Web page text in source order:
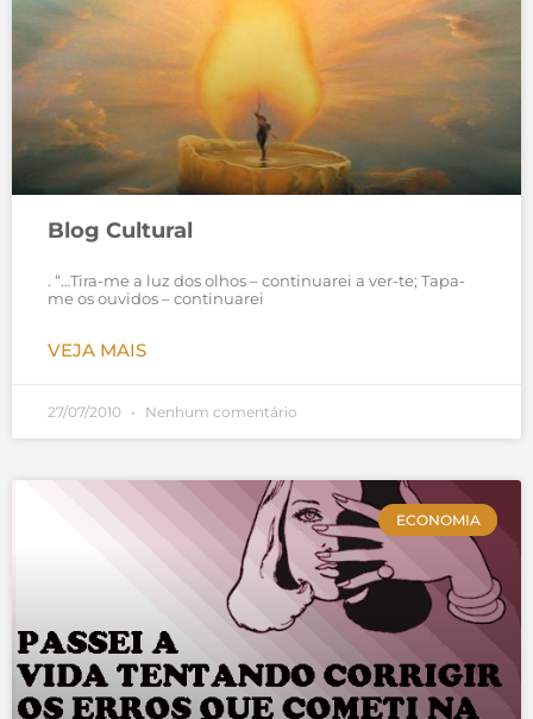
Blog Cultural
. “…Tira-me a luz dos olhos – continuarei a ver-te; Tapa-
me os ouvidos – continuarei
VEJA MAIS
27/07/2010 Nenhum comentário
ECONOMIA